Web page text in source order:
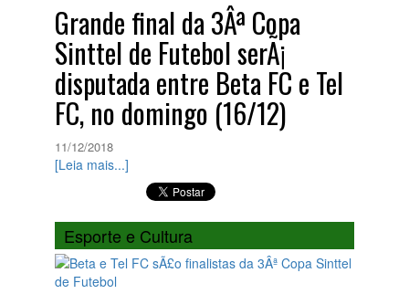
Grande final da 3Âª Copa
Sinttel de Futebol serÃ¡
disputada entre Beta FC e Tel
FC, no domingo (16/12)
11/12/2018
[Leia mais...]
Esporte e Cultura